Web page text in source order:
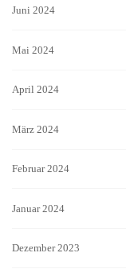
Juni 2024
Mai 2024
April 2024
März 2024
Februar 2024
Januar 2024
Dezember 2023